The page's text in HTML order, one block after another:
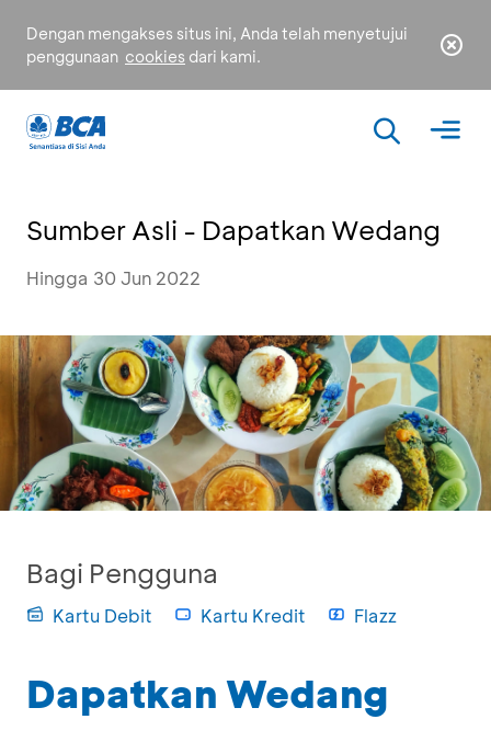
Dengan mengakses situs ini, Anda telah menyetujui
penggunaan cookies dari kami.
Sumber Asli - Dapatkan Wedang
Hingga 30 Jun 2022
Bagi Pengguna
Kartu Debit Kartu Kredit Flazz
Dapatkan Wedang